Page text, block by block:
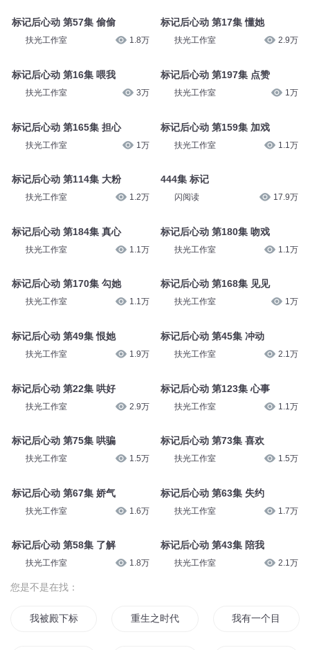
标记后心动 第57集 偷偷
扶光工作室 1.8万
标记后心动 第16集 喂我
扶光工作室 3万
标记后心动 第165集 担心
扶光工作室 1万
标记后心动 第114集 大粉
扶光工作室 1.2万
标记后心动 第184集 真心
扶光工作室 1.1万
标记后心动 第170集 勾她
扶光工作室 1.1万
标记后心动 第49集 恨她
扶光工作室 1.9万
标记后心动 第22集 哄好
扶光工作室 2.9万
标记后心动 第75集 哄骗
扶光工作室 1.5万
标记后心动 第67集 娇气
扶光工作室 1.6万
标记后心动 第58集 了解
扶光工作室 1.8万
标记后心动 第17集 懂她
扶光工作室 2.9万
标记后心动 第197集 点赞
扶光工作室 1万
标记后心动 第159集 加戏
扶光工作室 1.1万
444集 标记
闪阅读 17.9万
标记后心动 第180集 吻戏
扶光工作室 1.1万
标记后心动 第168集 见见
扶光工作室 1万
标记后心动 第45集 冲动
扶光工作室 2.1万
标记后心动 第123集 心事
扶光工作室 1.1万
标记后心动 第73集 喜欢
扶光工作室 1.5万
标记后心动 第63集 失约
扶光工作室 1.7万
标记后心动 第43集 陪我
扶光工作室 2.1万
您是不是在找：
我被殿下标记了 重生之时代标杆 我有一个目标